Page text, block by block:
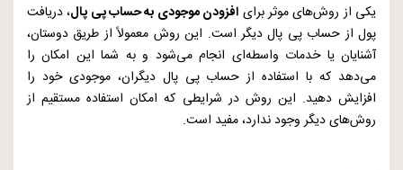
یکی از روش‌های موثر برای افزودن موجودی به حساب پی پال، دریافت
پول از حساب پی پال دیگر است. این روش معمولاً از طریق دوستان،
آشنایان یا خدمات واسطه‌ای انجام می‌شود و به شما این امکان را
می‌دهد که با استفاده از حساب پی پال دیگران، موجودی خود را
افزایش دهید. این روش در شرایطی که امکان استفاده مستقیم از
روش‌های دیگر وجود ندارد، مفید است.